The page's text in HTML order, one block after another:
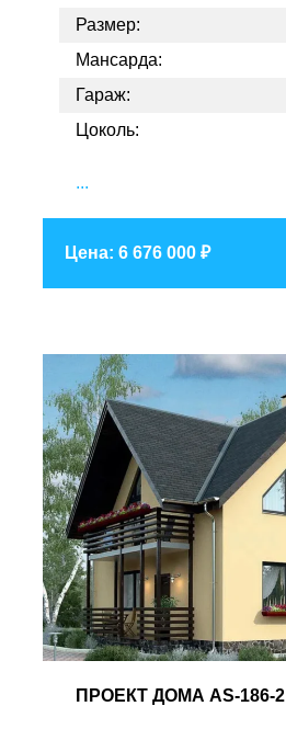
Размер:
Мансарда:
Гараж:
Цоколь:
...
Цена: 6 676 000 ₽
ПРОЕКТ ДОМА AS-186-2